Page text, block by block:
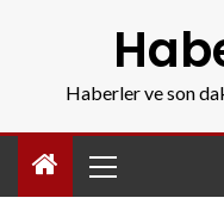
Haberler ve son